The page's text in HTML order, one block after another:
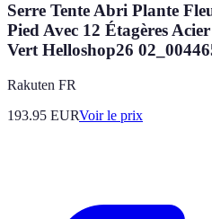
Serre Tente Abri Plante
Pied Avec 12 Étagères
Vert Helloshop26
Rakuten FR
193.95 EURVoir le prix